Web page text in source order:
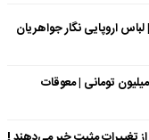
اروپایی نگار جواهریان
بازنشستگان تامین اجتماعی چشم انتظار معوقات 4 میلیون تومانی | معوقات